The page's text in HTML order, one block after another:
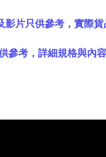
影片只供參考，實際
參考，詳細規格與內